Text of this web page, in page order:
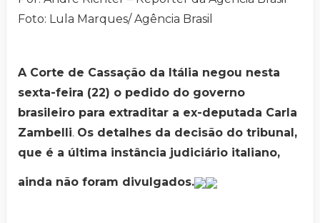
Foto: Lula Marques/ Agência Brasil
A Corte de Cassação da Itália negou nesta
sexta-feira (22) o pedido do governo
brasileiro para extraditar a ex-deputada Carla
Zambelli. Os detalhes da decisão do tribunal,
que é a última instância judiciário italiano,
ainda não foram divulgados.